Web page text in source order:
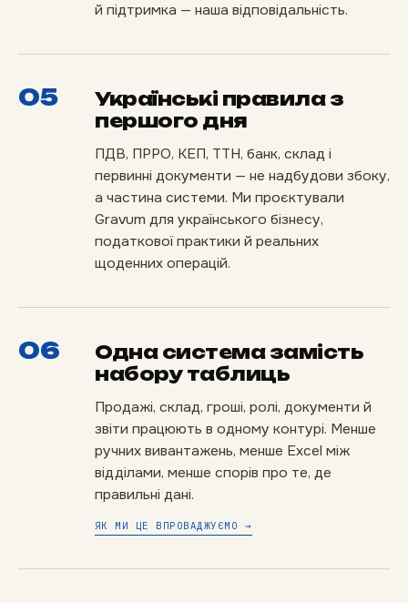
й підтримка — наша відповідальність.
05
Українські правила з
першого дня
ПДВ, ПРРО, КЕП, ТТН, банк, склад і
первинні документи — не надбудови збоку,
а частина системи. Ми проєктували
Gravum для українського бізнесу,
податкової практики й реальних
щоденних операцій.
06
Одна система замість
набору таблиць
Продажі, склад, гроші, ролі, документи й
звіти працюють в одному контурі. Менше
ручних вивантажень, менше Excel між
відділами, менше спорів про те, де
правильні дані.
ЯК МИ ЦЕ ВПРОВАДЖУЄМО →